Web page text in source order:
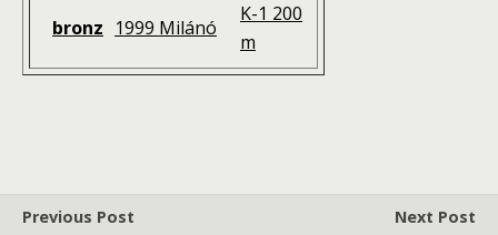
bronz 1999 Milánó
K-1 200
m
Previous Post
Next Post